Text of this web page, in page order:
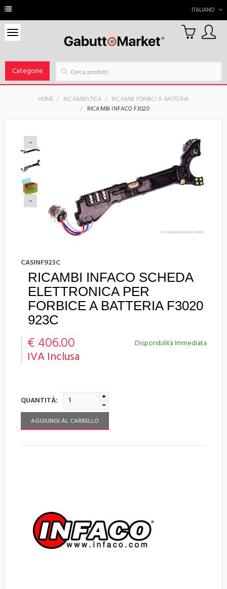
ITALIANO
Categorie
0
Carrello
HOME RICAMBISTICA
RICAMBI FORBICI A BATTERIA
RICAMBI INFACO F3020
CASINF923C
RICAMBI INFACO SCHEDA
ELETTRONICA PER
FORBICE A BATTERIA F3020
923C
Disponibilità Immediata
€ 406.00
IVA Inclusa
QUANTITÀ:
AGGIUNGI AL CARRELLO